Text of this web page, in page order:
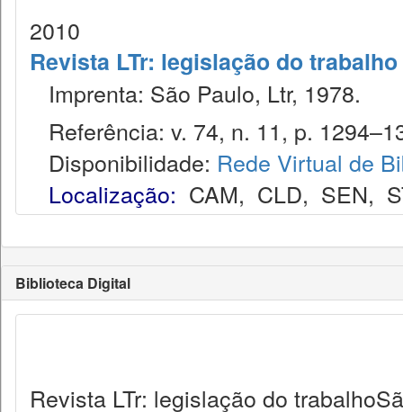
2010
Revista LTr: legislação do trabalho
Imprenta: São Paulo, Ltr, 1978.
Referência: v. 74, n. 11, p.
Disponibilidade: Rede Virtual de
Localização: CAM, CLD, SEN,
Biblioteca Digital
Revista LTr: legislação do